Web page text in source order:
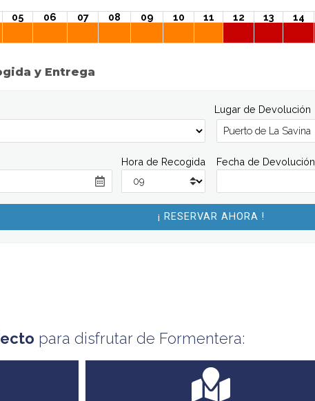
05 06 07 08 09 10 11 12 13 14
y Entrega
Lugar de Devolución
Hora de Recogida Fecha de Devolución
para disfrutar de Formentera: